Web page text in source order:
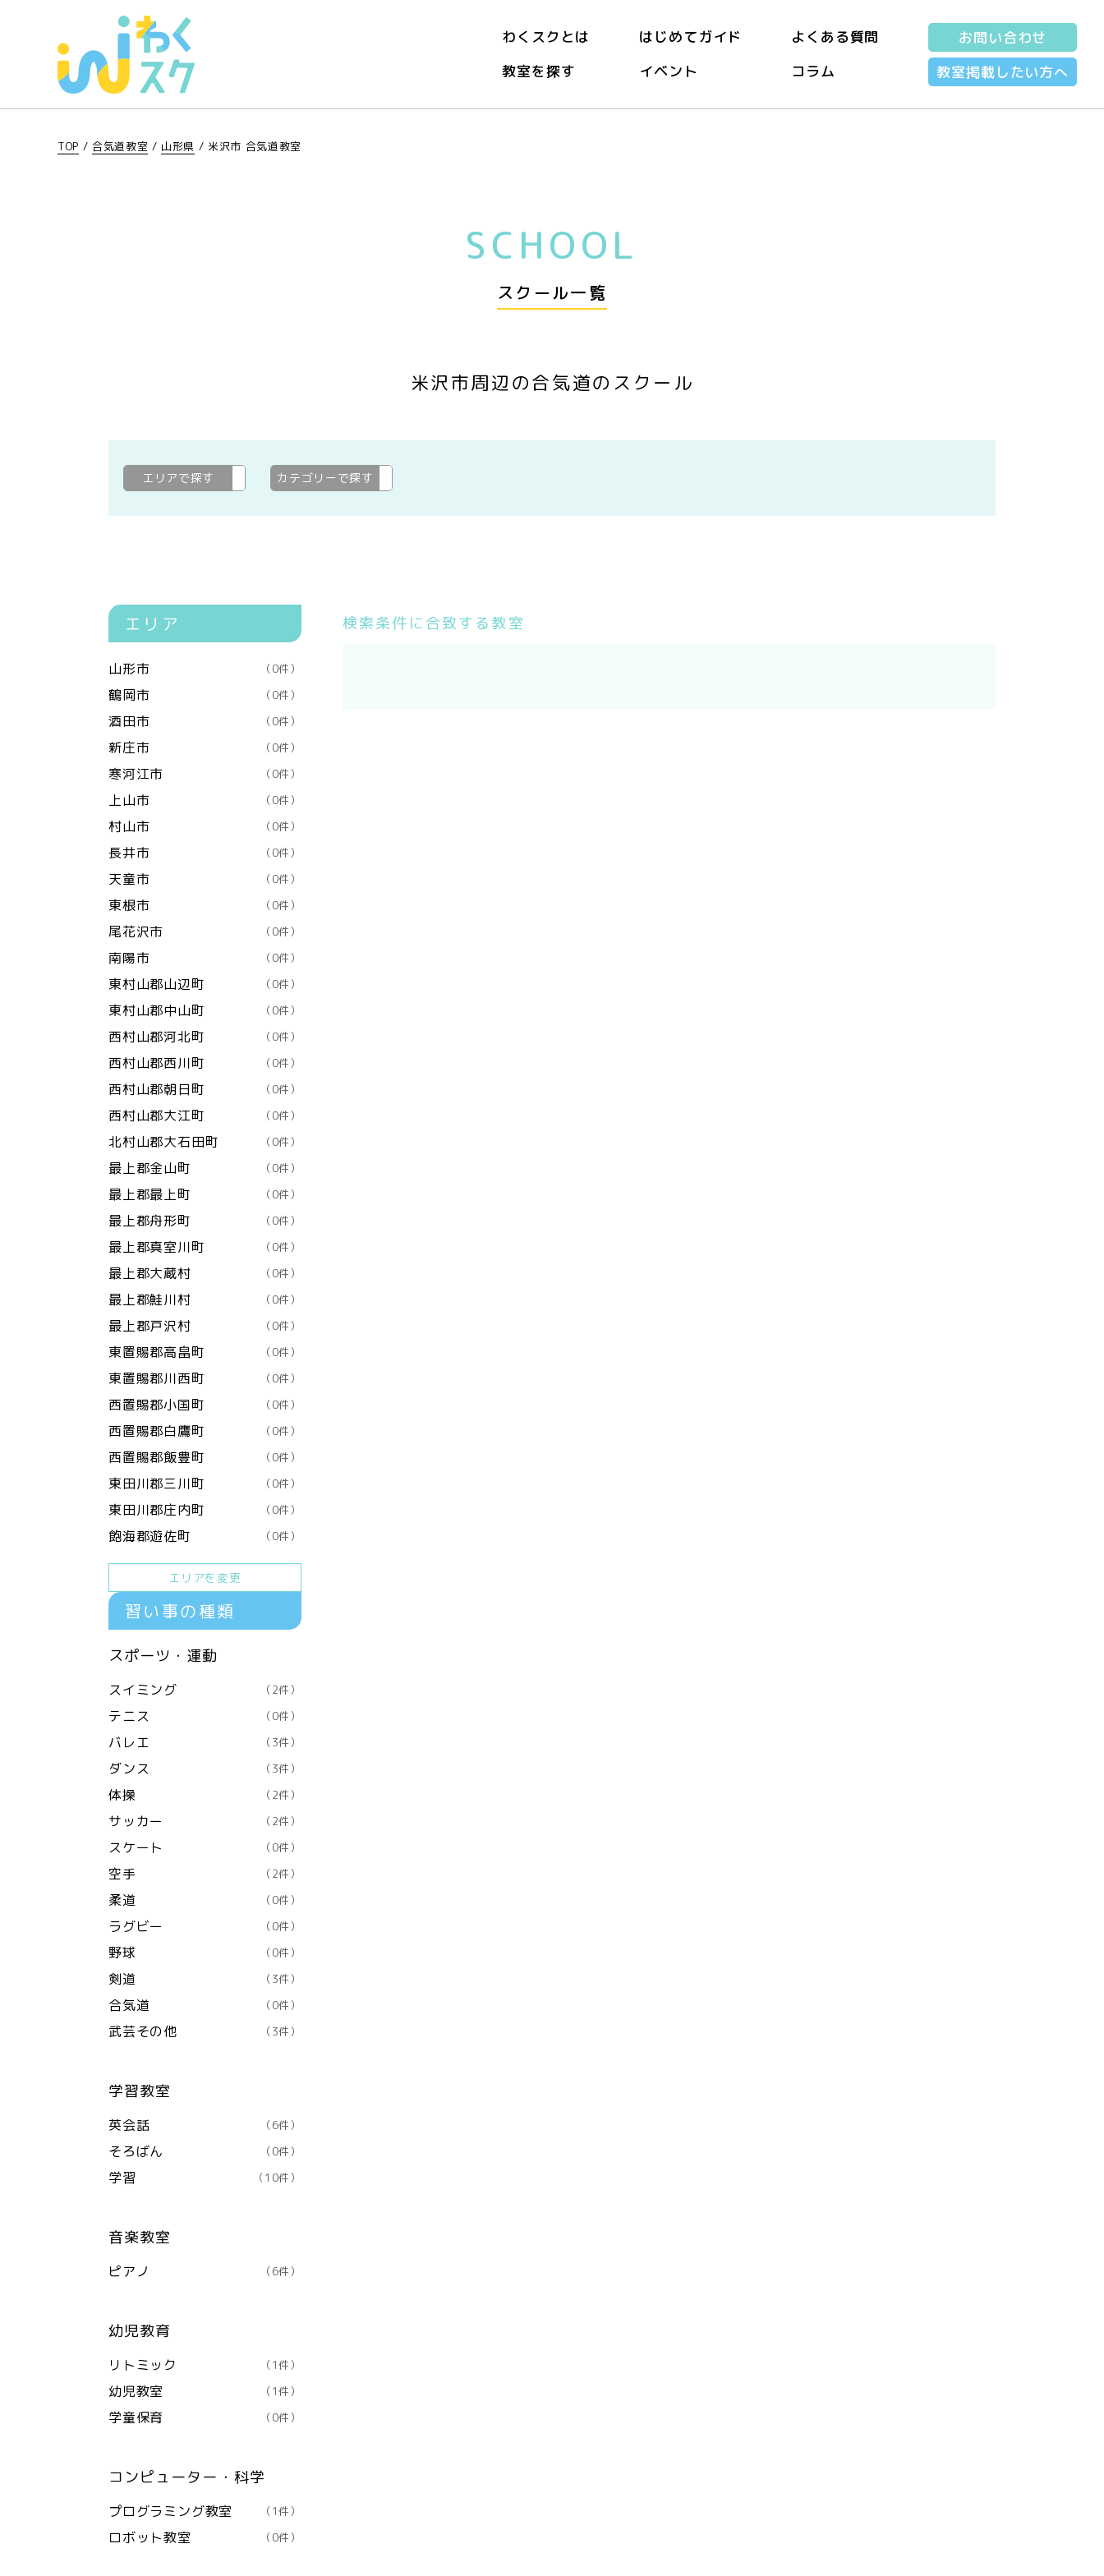
わくスクとは はじめてガイド
よくある質問
教室を探す
イベント コラム
お問い合わせ
教室掲載したい方へ
TOP / 合気道教室 / 山形県 / 米沢市 合気道教室
SCHOOL
スクール一覧
米沢市周辺の合気道のスクール
エリアで探す 米沢市カテゴリーで探す
エリア
山形市 （0件）
鶴岡市 （0件）
酒田市 （0件）
新庄市 （0件）
寒河江市 （0件）
上山市 （0件）
村山市 （0件）
長井市 （0件）
天童市 （0件）
東根市 （0件）
尾花沢市 （0件）
南陽市 （0件）
東村山郡山辺町 （0件）
東村山郡中山町 （0件）
西村山郡河北町 （0件）
西村山郡西川町 （0件）
西村山郡朝日町 （0件）
西村山郡大江町 （0件）
北村山郡大石田町 （0件）
最上郡金山町 （0件）
最上郡最上町 （0件）
最上郡舟形町 （0件）
最上郡真室川町 （0件）
最上郡大蔵村 （0件）
最上郡鮭川村 （0件）
最上郡戸沢村 （0件）
東置賜郡高畠町 （0件）
東置賜郡川西町 （0件）
西置賜郡小国町 （0件）
西置賜郡白鷹町 （0件）
西置賜郡飯豊町 （0件）
東田川郡三川町 （0件）
東田川郡庄内町 （0件）
飽海郡遊佐町 （0件）
エリアを変更
習い事の種類
スポーツ・運動
スイミング （2件）
テニス （0件）
バレエ （3件）
ダンス （3件）
体操 （2件）
サッカー （2件）
スケート （0件）
空手 （2件）
柔道 （0件）
ラグビー （0件）
野球 （0件）
剣道 （3件）
合気道 （0件）
武芸その他 （3件）
学習教室
英会話 （6件）
そろばん （0件）
学習 （10件）
音楽教室
ピアノ （6件）
幼児教育
リトミック （1件）
幼児教室 （1件）
学童保育 （0件）
コンピューター・科学
プログラミング教室 （1件）
ロボット教室 （0件）
検索条件に合致する教室